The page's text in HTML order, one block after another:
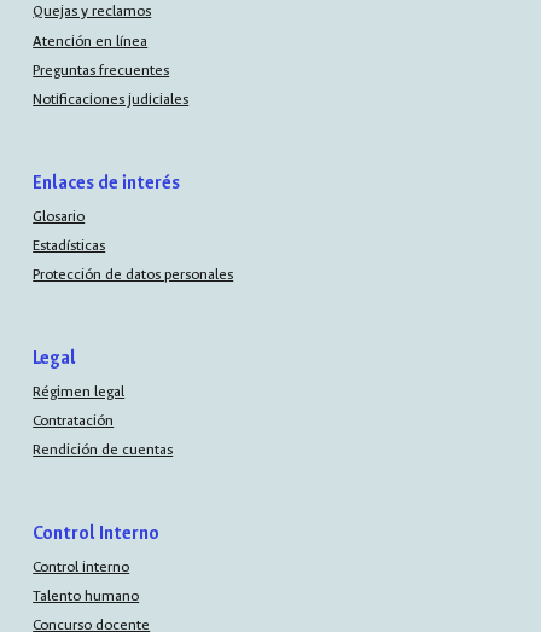
Quejas y reclamos
Atención en línea
Preguntas frecuentes
Notificaciones judiciales
Enlaces de interés
Glosario
Estadísticas
Protección de datos personales
Legal
Régimen legal
Contratación
Rendición de cuentas
Control Interno
Control interno
Talento humano
Concurso docente